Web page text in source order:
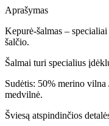
Aprašymas
Kepurė-šalmas –
šalčio.
Šalmai turi specialius
Sudėtis: 50% merino
medvilnė.
Šviesą atspindinčios